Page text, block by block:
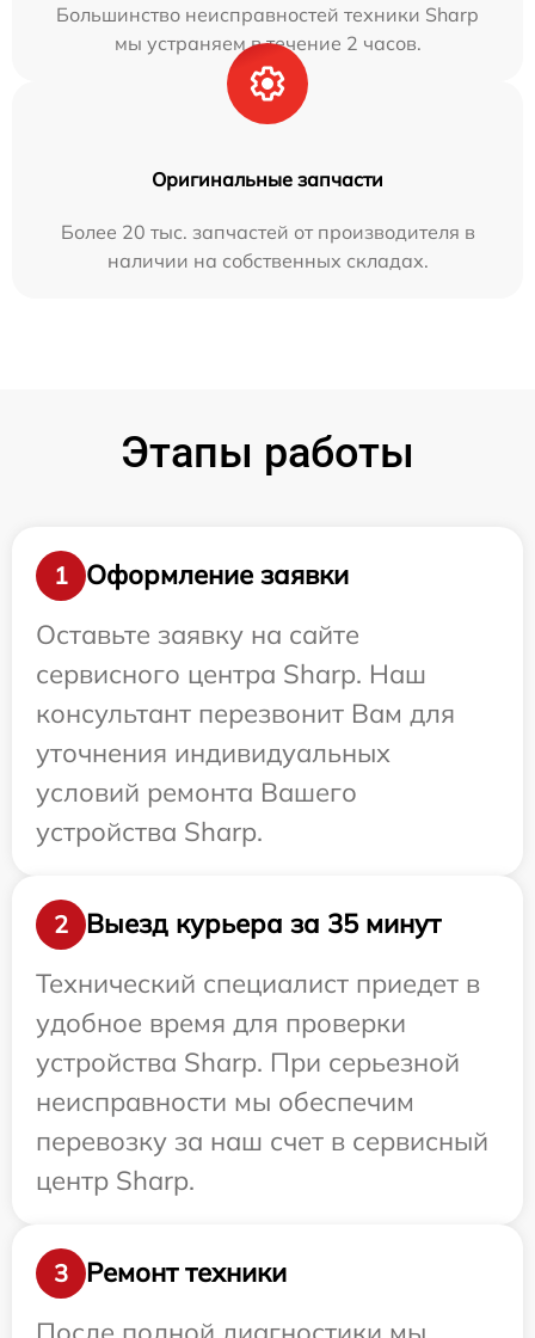
Большинство неисправностей техники Sharp
мы устраняем в течение 2 часов.
Оригинальные запчасти
Более 20 тыс. запчастей от производителя в
наличии на собственных складах.
Этапы работы
1
Оформление заявки
Оставьте заявку на сайте
сервисного центра Sharp. Наш
консультант перезвонит Вам для
уточнения индивидуальных
условий ремонта Вашего
устройства Sharp.
2
Выезд курьера за 35 минут
Технический специалист приедет в
удобное время для проверки
устройства Sharp. При серьезной
неисправности мы обеспечим
перевозку за наш счет в сервисный
центр Sharp.
3
Ремонт техники